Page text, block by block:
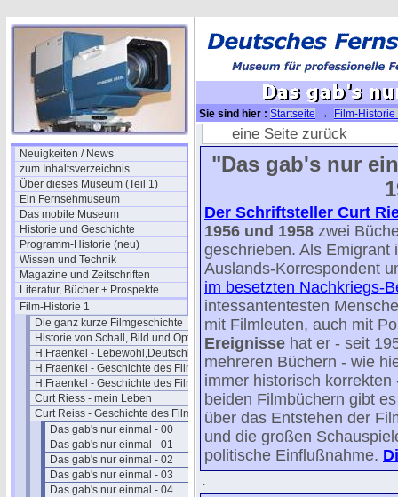
Neuigkeiten / News
zum Inhaltsverzeichnis
Über dieses Museum (Teil 1)
Ein Fernsehmuseum
Das mobile Museum
Historie und Geschichte
Programm-Historie (neu)
Wissen und Technik
Magazine und Zeitschriften
Literatur, Bücher + Prospekte
Film-Historie 1
Die ganz kurze Filmgeschichte
Historie von Schall, Bild und Optik
H.Fraenkel - Lebewohl,Deutschland
H.Fraenkel - Geschichte des Films 1
H.Fraenkel - Geschichte des Films 2
Curt Riess - mein Leben
Curt Reiss - Geschichte des Films I
Das gab's nur einmal - 00
Das gab's nur einmal - 01
Das gab's nur einmal - 02
Das gab's nur einmal - 03
Das gab's nur einmal - 04
Sie sind hier : Startseite →
Film-Historie
- 18
eine Seite zurück
"Das gab's nur
Der Schriftsteller Curt
1956 und 1958 zwei
geschrieben. Als Emigrant
Auslands-Korrespondent
im besetzten Nachkriegs-
intessantentesten
mit Filmleuten, auch mit
Ereignisse hat er - seit
mehreren Büchern - wie
immer historisch
beiden Filmbüchern gibt
über das Entstehen der
und die großen
politische Einflußnahme.
.